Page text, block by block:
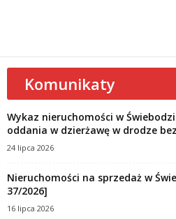
Komunikaty
Wykaz nieruchomości w
oddania w dzierżawę w drodze
24 lipca 2026
Nieruchomości na sprzedaż w
37/2026]
16 lipca 2026